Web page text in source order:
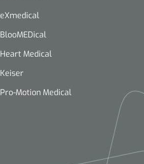
eXmedical
BlooMEDical
Heart Medical
Keiser
Pro-Motion Medical